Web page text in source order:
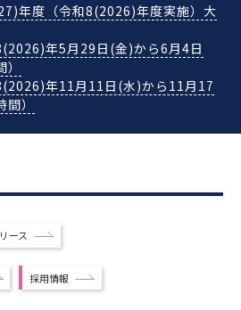
年度（令和8(2026)年度実施）大
年5月29日(金)から6月4日
年11月11日(水)から11月17
）
ース
採用情報